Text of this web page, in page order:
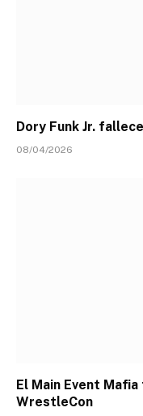
Dory Funk Jr.
08/04/2026
El Main Event
WrestleCon